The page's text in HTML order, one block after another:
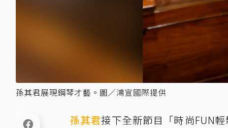
孫其君展現鋼琴才藝。圖／鴻宣國際提供
孫其君接下全新節目「時尚FUN